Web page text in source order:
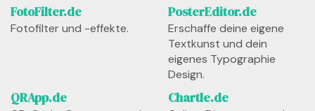
FotoFilter.de
Fotofilter und -effekte.
PosterEditor.de
Erschaffe deine eigene
Textkunst und dein
eigenes Typographie
Design.
QRApp.de Chartle.de